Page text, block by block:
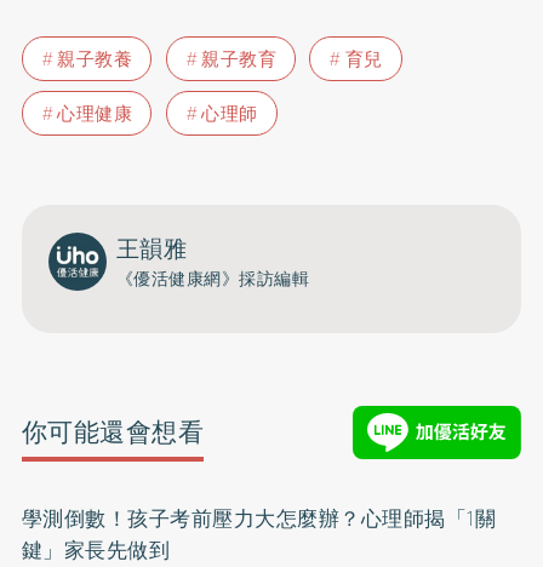
親子教養 親子教育
育兒
心理健康
心理師
王韻雅
《優活健康網》採訪編輯
你可能還會想看
學測倒數！孩子考前壓力大怎麼辦？心理師揭「1關
鍵」家長先做到